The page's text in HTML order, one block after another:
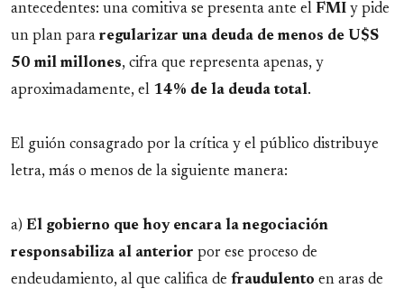
antecedentes: una comitiva se presenta ante el FMI y pide
un plan para regularizar una deuda de menos de U$S
50 mil millones, cifra que representa apenas, y
aproximadamente, el 14% de la deuda total.
El guión consagrado por la crítica y el público distribuye
letra, más o menos de la siguiente manera:
a) El gobierno que hoy encara la negociación
responsabiliza al anterior por ese proceso de
endeudamiento, al que califica de fraudulento en aras de